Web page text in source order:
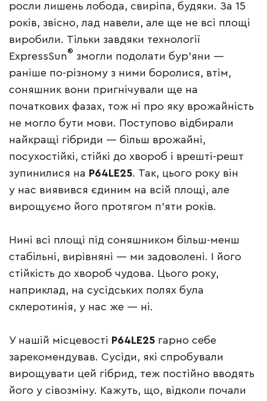
росли лишень лобода, свиріпа, будяки. За 15
років, звісно, лад навели, але ще не всі площі
виробили. Тільки завдяки технології
ExpressSun® змогли подолати бур’яни —
раніше по-різному з ними боролися, втім,
соняшник вони пригнічували ще на
початкових фазах, тож ні про яку врожайність
не могло бути мови. Поступово відбирали
найкращі гібриди — більш врожайні,
посухостійкі, стійкі до хвороб і врешті-решт
зупинилися на P64LE25. Так, цього року він
у нас виявився єдиним на всій площі, але
вирощуємо його протягом п’яти років.
Нині всі площі під соняшником більш-менш
стабільні, вирівняні — ми задоволені. І його
стійкість до хвороб чудова. Цього року,
наприклад, на сусідських полях була
склеротинія, у нас же — ні.
У нашій місцевості P64LE25 гарно себе
зарекомендував. Сусіди, які спробували
вирощувати цей гібрид, теж постійно вводять
його у сівозміну. Кажуть, що, відколи почали